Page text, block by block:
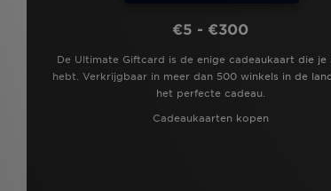
€5 - €300
De Ultimate Giftcard is de enige cadeaukaart die je
hebt. Verkrijgbaar in meer dan 500 winkels in de
het perfecte cadeau.
Cadeaukaarten kopen